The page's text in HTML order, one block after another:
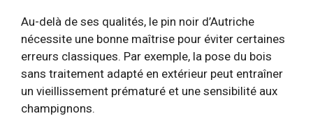
Au-delà de ses qualités, le pin noir d’Autriche
nécessite une bonne maîtrise pour éviter certaines
erreurs classiques. Par exemple, la pose du bois
sans traitement adapté en extérieur peut entraîner
un vieillissement prématuré et une sensibilité aux
champignons.